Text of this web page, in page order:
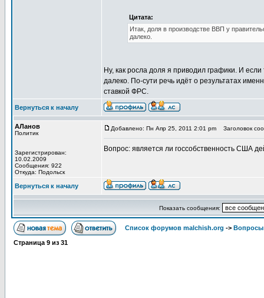
Цитата:
Итак, доля в производстве ВВП у
далеко.
Ну, как росла доля я приводил графики. И
далеко. По-сути речь идёт о результатах
ставкой ФРС.
Вернуться к началу
АЛанов
Политик
Зарегистрирован:
10.02.2009
Сообщения: 922
Откуда: Подольск
Добавлено: Пн Апр 25, 2011 2:01 pm Заголовок
Вопрос: является ли госсобственность США
Вернуться к началу
Показать сообщения:
Список форумов malchish.org -> Вопросы
Страница 9 из 31